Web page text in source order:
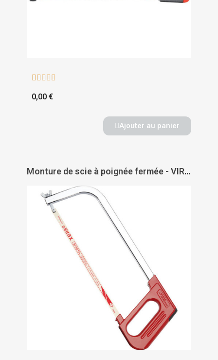
    
0,00 €
Ajouter au panier
Monture de scie à poignée fermée - VIRAX